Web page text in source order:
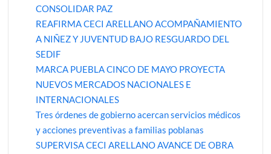
CONSOLIDAR PAZ
REAFIRMA CECI ARELLANO ACOMPAÑAMIENTO
A NIÑEZ Y JUVENTUD BAJO RESGUARDO DEL
SEDIF
MARCA PUEBLA CINCO DE MAYO PROYECTA
NUEVOS MERCADOS NACIONALES E
INTERNACIONALES
Tres órdenes de gobierno acercan servicios médicos
y acciones preventivas a familias poblanas
SUPERVISA CECI ARELLANO AVANCE DE OBRA